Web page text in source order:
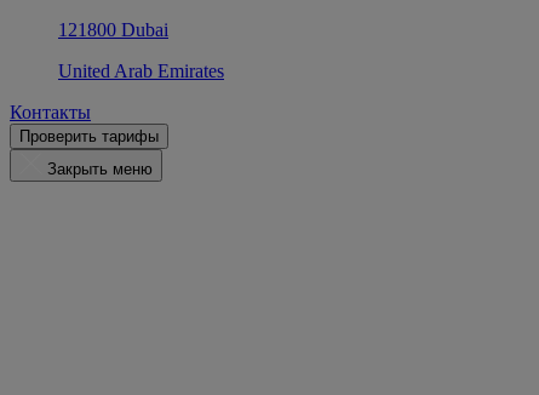
121800 Dubai
United Arab Emirates
Контакты
Проверить тарифы
Закрыть меню